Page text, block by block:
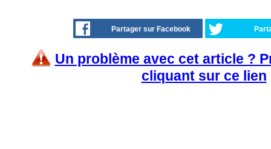
Partager sur Facebook
Un problème avec cet article ?
cliquant sur ce lien